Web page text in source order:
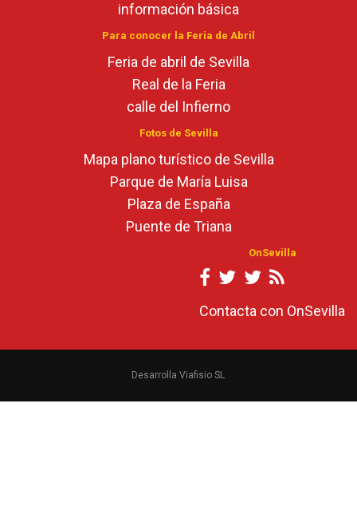
información básica
Para conocer la Feria de Abril
Feria de abril de Sevilla
Real de la Feria
calle del Infierno
Fotos de Sevilla
Mapa plano turístico de Sevilla
Parque de María Luisa
Plaza de España
Puente de Triana
OnSevilla
Contacta con OnSevilla
Desarrolla Viafisio SL